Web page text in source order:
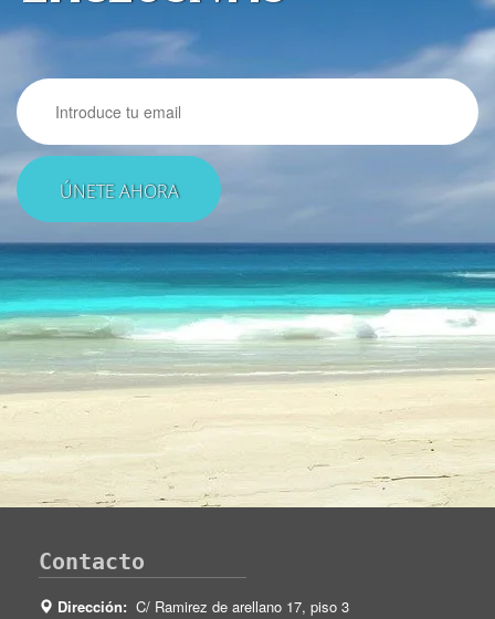
Email
Contacto
Dirección: C/ Ramirez de arellano 17, piso 3